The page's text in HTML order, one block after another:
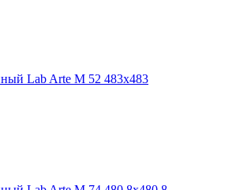
Lab Arte М 52 483х483